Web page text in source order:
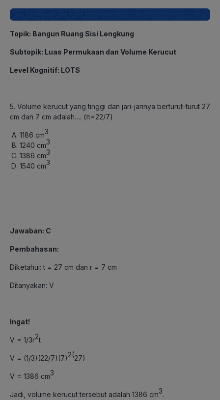
Topik: Bangun Ruang Sisi Lengkung
Subtopik: Luas Permukaan dan Volume Kerucut
Level Kognitif: LOTS
5. Volume kerucut yang tinggi dan jari-jarinya berturut-turut 27
cm dan 7 cm adalah…. (π=22/7)
1186 cm3
1240 cm3
1386 cm3
1540 cm3
Jawaban: C
Pembahasan:
Diketahui: t = 27 cm dan r = 7 cm
Ditanyakan: V
Ingat!
V = 1/3r2t
V = (1/3)(22/7)(7)2(27)
V = 1386 cm3
Jadi, volume kerucut tersebut adalah 1386 cm3.